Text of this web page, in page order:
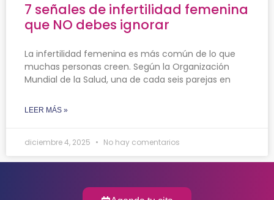
7 señales de infertilidad femenina
que NO debes ignorar
La infertilidad femenina es más común de lo que
muchas personas creen. Según la Organización
Mundial de la Salud, una de cada seis parejas en
LEER MÁS »
diciembre 4, 2025 No hay comentarios